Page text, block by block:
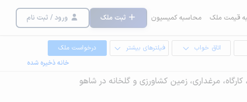
قیمت ملک محاسبه کمیسیون ثبت ملک ورود / ثبت نام
اتاق خواب فیلترهای بیشتر
درخواست ملک
خانه ذخیره شده
کارگاه، مرغداری، زمین کشاورزی و گلخانه در شاهو